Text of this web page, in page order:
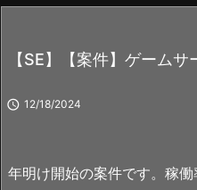
【SE】【案件】ゲーム
 12/18/2024
年明け開始の案件です。稼